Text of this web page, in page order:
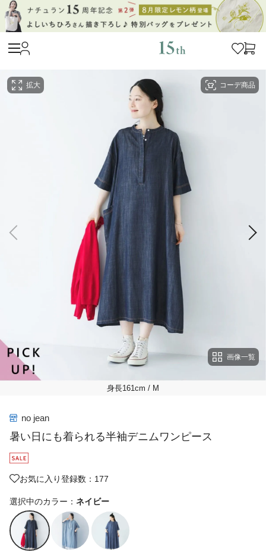
コーデ商品
拡大
画像一覧
身長161cm / M
no jean
暑い日にも着られる半袖デニムワンピース
お気に入り登録数：177
選択中のカラー： ネイビー